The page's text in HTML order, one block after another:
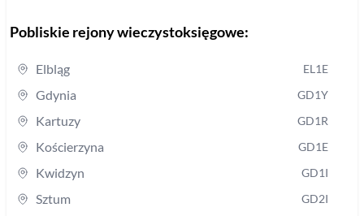
Pobliskie rejony wieczystoksięgowe:
Elbląg EL1E
Gdynia GD1Y
Kartuzy GD1R
Kościerzyna GD1E
Kwidzyn GD1I
Sztum GD2I